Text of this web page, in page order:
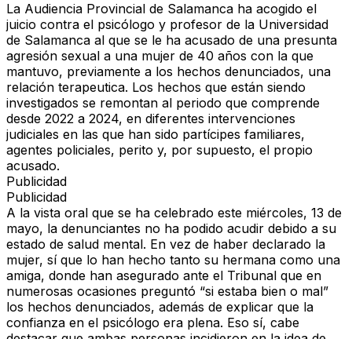
La Audiencia Provincial de Salamanca ha acogido el
juicio contra el psicólogo y profesor de la Universidad
de Salamanca al que se le ha acusado de una presunta
agresión sexual a una mujer de 40 años con la que
mantuvo, previamente a los hechos denunciados, una
relación terapeutica. Los hechos que están siendo
investigados se remontan al periodo que comprende
desde 2022 a 2024, en diferentes intervenciones
judiciales en las que han sido partícipes familiares,
agentes policiales, perito y, por supuesto, el propio
acusado.
Publicidad
Publicidad
A la vista oral que se ha celebrado este miércoles, 13 de
mayo, la denunciantes no ha podido acudir debido a su
estado de salud mental. En vez de haber declarado la
mujer, sí que lo han hecho tanto su hermana como una
amiga, donde han asegurado ante el Tribunal que en
numerosas ocasiones preguntó “si estaba bien o mal”
los hechos denunciados, además de explicar que la
confianza en el psicólogo era plena. Eso sí, cabe